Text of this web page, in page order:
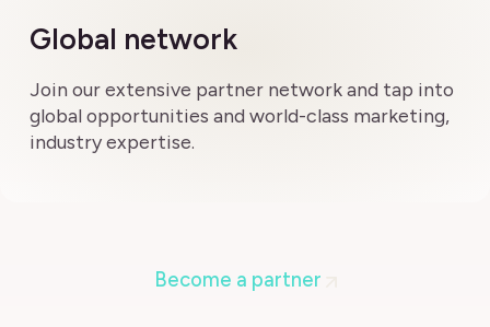
Global network
Join our extensive partner network and tap into
global opportunities and world-class marketing,
industry expertise.
Become a partner